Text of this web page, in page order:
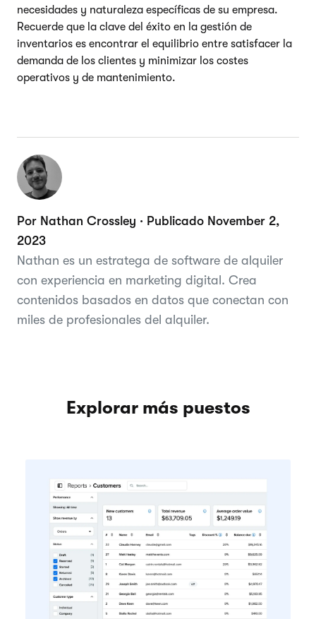
necesidades y naturaleza específicas de su empresa.
Recuerde que la clave del éxito en la gestión de
inventarios es encontrar el equilibrio entre satisfacer la
demanda de los clientes y minimizar los costes
operativos y de mantenimiento.
Por Nathan Crossley · Publicado November 2,
2023
Nathan es un estratega de software de alquiler
con experiencia en marketing digital. Crea
contenidos basados en datos que conectan con
miles de profesionales del alquiler.
Explorar más puestos